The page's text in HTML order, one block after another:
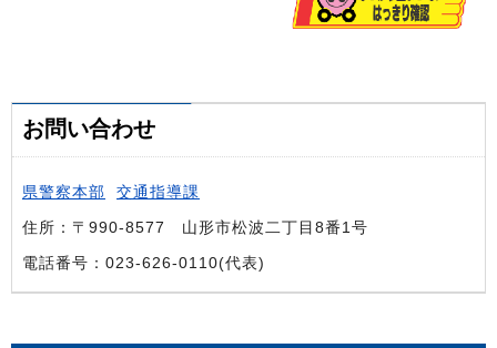
お問い合わせ
県警察本部
交通指導課
住所：〒990-8577 山形市松波二丁目8番1号
電話番号：023-626-0110(代表)